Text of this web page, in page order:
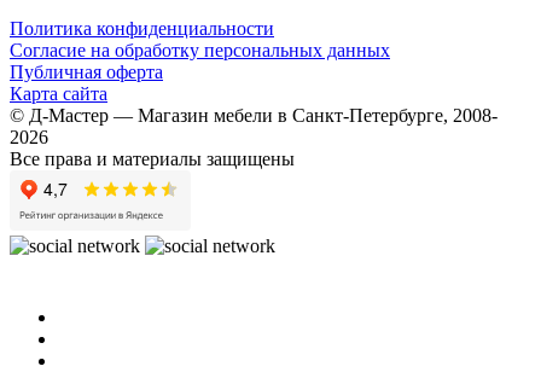
Политика конфиденциальности
Согласие на обработку персональных данных
Публичная оферта
Карта сайта
© Д-Мастер — Магазин мебели в Санкт-Петербурге, 2008-
2026
Все права и материалы защищены